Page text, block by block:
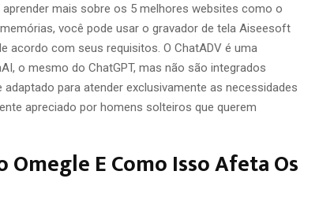
mais sobre os 5 melhores websites como o
você pode usar o gravador de tela Aiseesoft
acordo com seus requisitos. O ChatADV é uma
o mesmo do ChatGPT, mas não são integrados
para atender exclusivamente as necessidades
apreciado por homens solteiros que querem
Omegle E Como Isso Afeta Os